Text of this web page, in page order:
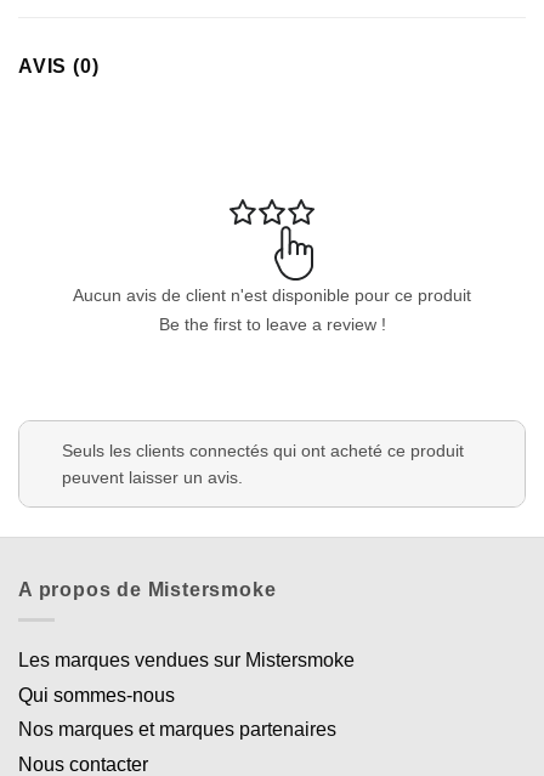
AVIS (0)
Aucun avis de client n'est disponible pour ce produit
Be the first to leave a review !
Seuls les clients connectés qui ont acheté ce produit
peuvent laisser un avis.
A propos de Mistersmoke
Les marques vendues sur Mistersmoke
Qui sommes-nous
Nos marques et marques partenaires
Nous contacter